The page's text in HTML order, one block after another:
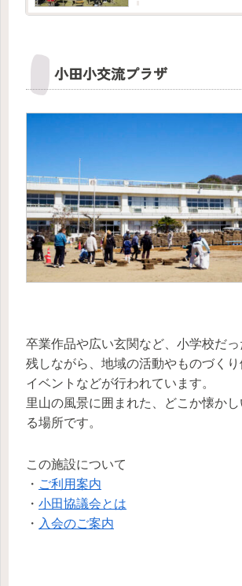
小田小交流プラザ
卒業作品や広い玄関など、小学校だ
残しながら、地域の活動やものづく
イベントなどが行われています。
里山の風景に囲まれた、どこか懐か
る場所です。
この施設について
・ ご利用案内
・ 小田協議会とは
・ 入会のご案内